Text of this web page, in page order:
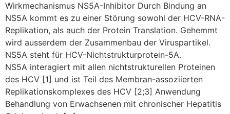
Wirkmechanismus NS5A-Inhibitor Durch Bindung an
NS5A kommt es zu einer Störung sowohl der HCV-RNA-
Replikation, als auch der Protein Translation. Gehemmt
wird ausserdem der Zusammenbau der Viruspartikel.
NS5A steht für HCV-Nichtstrukturprotein-5A.
NS5A interagiert mit allen nichtstrukturellen Proteinen
des HCV [1] und ist Teil des Membran-assoziierten
Replikationskomplexes des HCV [2;3] Anwendung
Behandlung von Erwachsenen mit chronischer Hepatitis